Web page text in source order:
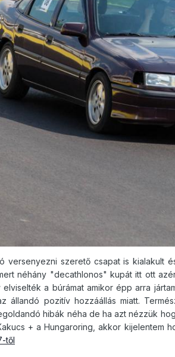
versenyezni szerető csapat is kialakult
néhány "decathlonos" kupát itt ott
a búrámat amikor épp arra
állandó pozitív hozzáállás miatt.
hibák néha de ha azt nézzük
+ a Hungaroring, akkor kijelentem
től